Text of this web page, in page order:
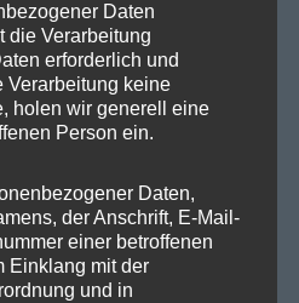
Daten
die Verarbeitung
erforderlich und
Verarbeitung keine
holen wir generell eine
Person ein.
Daten,
der Anschrift, E-Mail-
einer betroffenen
Einklang mit der
und in